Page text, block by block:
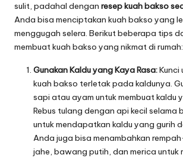
sulit, padahal dengan resep kuah bakso
Anda bisa menciptakan kuah bakso yang
menggugah selera. Berikut beberapa tips
membuat kuah bakso yang nikmat di rumah:
Gunakan Kaldu yang Kaya Rasa:Kunci
kuah bakso terletak pada kaldunya.
sapi atau ayam untuk membuat kaldu
Rebus tulang dengan api kecil selama
untuk mendapatkan kaldu yang gurih
Anda juga bisa menambahkan
jahe, bawang putih, dan merica untuk